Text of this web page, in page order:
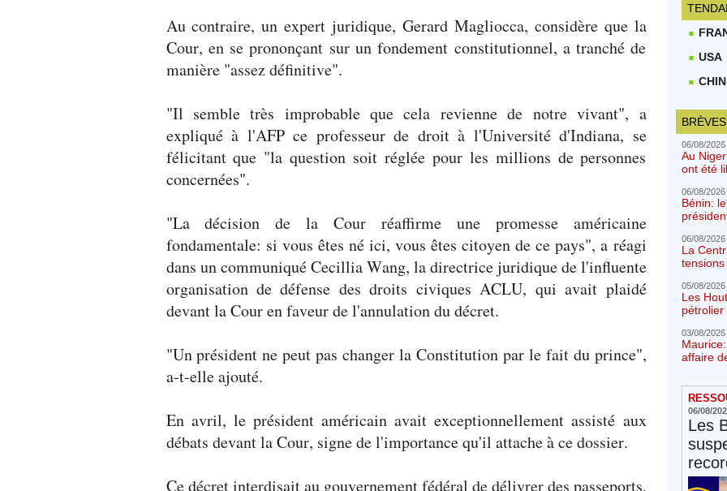
Au contraire, un expert juridique, Gerard Magliocca, considère que la
Cour, en se prononçant sur un fondement constitutionnel, a tranché de
manière "assez définitive".
"Il semble très improbable que cela revienne de notre vivant", a
expliqué à l'AFP ce professeur de droit à l'Université d'Indiana, se
félicitant que "la question soit réglée pour les millions de personnes
concernées".
"La décision de la Cour réaffirme une promesse américaine
fondamentale: si vous êtes né ici, vous êtes citoyen de ce pays", a réagi
dans un communiqué Cecillia Wang, la directrice juridique de l'influente
organisation de défense des droits civiques ACLU, qui avait plaidé
devant la Cour en faveur de l'annulation du décret.
"Un président ne peut pas changer la Constitution par le fait du prince",
a-t-elle ajouté.
En avril, le président américain avait exceptionnellement assisté aux
débats devant la Cour, signe de l'importance qu'il attache à ce dossier.
Ce décret interdisait au gouvernement fédéral de délivrer des passeports,
USA
BRÈVES
06/08/2026
Au
ont été
06/08/2026
Bénin:
06/08/2026
La
05/08/2026
Les
03/08/2026
affaire
06/08/
Les